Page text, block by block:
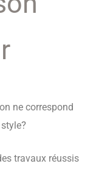
ne correspond
?
travaux réussis